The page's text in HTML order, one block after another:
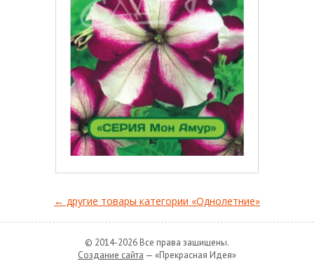
← другие товары категории «Однолетние»
© 2014-2026 Все права защищены.
Создание сайта — «Прекрасная Идея»